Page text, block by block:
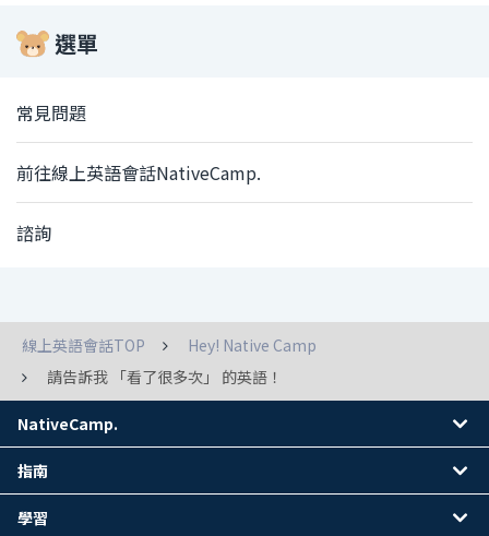
選單
常見問題
前往線上英語會話NativeCamp.
諮詢
線上英語會話TOP
Hey! Native Camp
請告訴我 「看了很多次」 的英語！
NativeCamp.
指南
學習